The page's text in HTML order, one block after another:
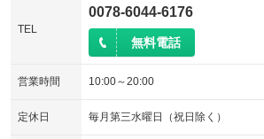
TEL
0078-6044-6176
無料電話
営業時間 10:00～20:00
定休日 毎月第三水曜日（祝日除く）